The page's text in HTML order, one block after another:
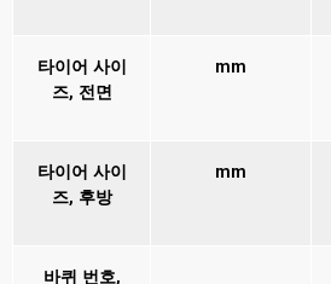
타이어 사이
즈, 전면
mm
타이어 사이
즈, 후방
mm
바퀴 번호,